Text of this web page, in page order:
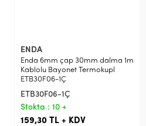
ENDA
Enda 6mm çap 30mm dalma 1m
Kablolu Bayonet Termokupl
ETB30F06-1Ç
ETB30F06-1Ç
Stokta : 10 +
159,30 TL + KDV